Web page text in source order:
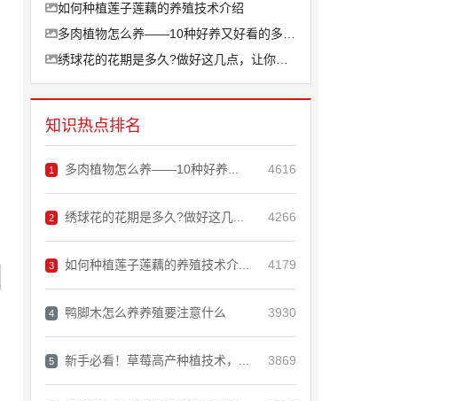
如何种植莲子莲藕的养殖技术介绍
多肉植物怎么养——10种好养又好看的多肉...
绣球花的花期是多久?做好这几点，让你家绣...
知识热点排名
1 多肉植物怎么养——10种好养... 4616
2 绣球花的花期是多久?做好这几... 4266
3 如何种植莲子莲藕的养殖技术介... 4179
4 鸭脚木怎么养养殖要注意什么 3930
5 新手必看！草莓高产种植技术，... 3869